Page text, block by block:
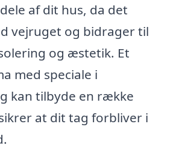
af dit hus, da det
vejruget og bidrager til
og æstetik. Et
med speciale i
kan tilbyde en række
at dit tag forbliver i